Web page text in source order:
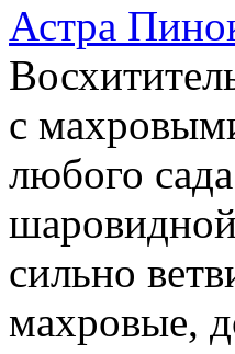
Астра
с
любого
сильно
махровые,